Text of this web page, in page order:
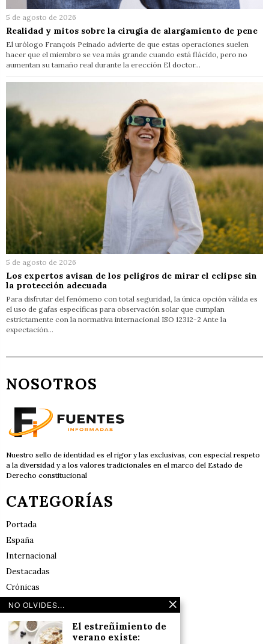
5 de agosto de 2026
Realidad y mitos sobre la cirugía de alargamiento de pene
El urólogo François Peinado advierte de que estas operaciones suelen
hacer que el miembro se vea más grande cuando está flácido, pero no
aumentan su tamaño real durante la erección El doctor…
5 de agosto de 2026
Los expertos avisan de los peligros de mirar el eclipse sin
la protección adecuada
Para disfrutar del fenómeno con total seguridad, la única opción válida es
el uso de gafas específicas para observación solar que cumplan
estrictamente con la normativa internacional ISO 12312-2 Ante la
expectación…
NOSOTROS
Nuestro sello de identidad es el rigor y las exclusivas, con especial respeto
a la diversidad y a los valores tradicionales en el marco del Estado de
Derecho constitucional
CATEGORÍAS
Portada
España
Internacional
Destacadas
Crónicas
Noticias de deportes en España
Reflexiones
NO OLVIDES...
El estreñimiento de
verano existe: